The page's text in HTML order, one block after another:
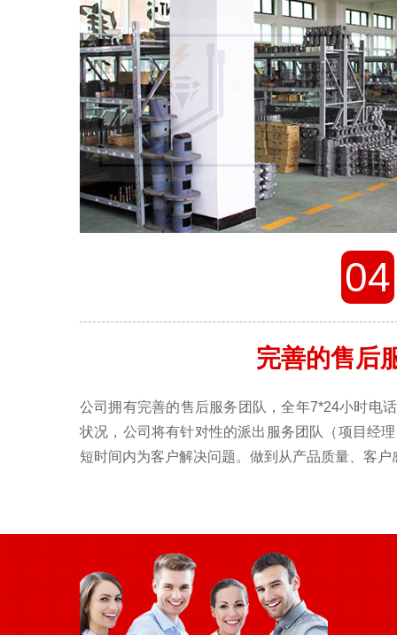
04
完善的售后
公司拥有完善的售后服务团队，全年7*24小时电
状况，公司将有针对性的派出服务团队（项目经
短时间内为客户解决问题。做到从产品质量、客